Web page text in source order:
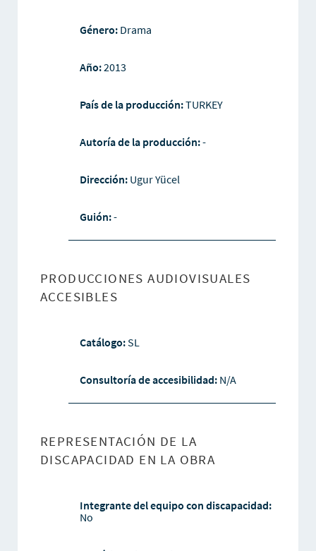
Género:Drama
Año:2013
País de la producción:TURKEY
Autoría de la producción:-
Dirección: Ugur Yücel
Guión:-
PRODUCCIONES AUDIOVISUALES
ACCESIBLES
Catálogo:SL
Consultoría de accesibilidad: N/A
REPRESENTACIÓN DE LA
DISCAPACIDAD EN LA OBRA
Integrante del equipo con discapacidad:
No